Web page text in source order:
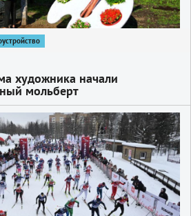
художника начали
мольберт